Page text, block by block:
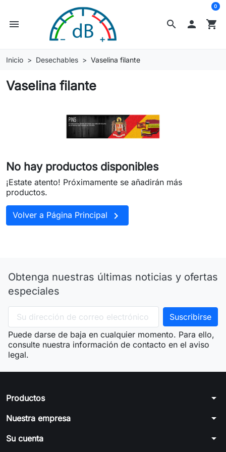
search
menu  shopping_cart
0
Inicio Desechables Vaselina filante
Vaselina filante
No hay productos disponibles
¡Estate atento! Próximamente se añadirán más
productos.
Volver a Página Principal 
Obtenga nuestras últimas noticias y ofertas
especiales
Puede darse de baja en cualquier momento. Para ello,
consulte nuestra información de contacto en el aviso
legal.
Productos arrow_drop_down
Nuestra empresa arrow_drop_down
Su cuenta arrow_drop_down